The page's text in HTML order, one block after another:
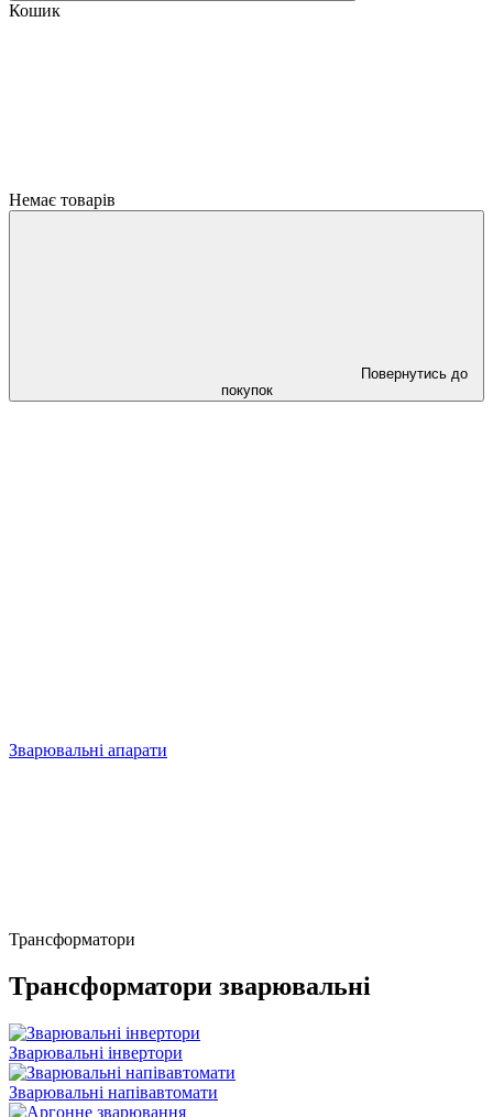
Кошик
Немає товарів
Повернутись до
покупок
Зварювальні апарати
Трансформатори
Трансформатори зварювальні
Зварювальні інвертори
Зварювальні напівавтомати